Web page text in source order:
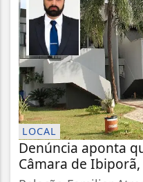
LOCAL
Denúncia aponta
Câmara de